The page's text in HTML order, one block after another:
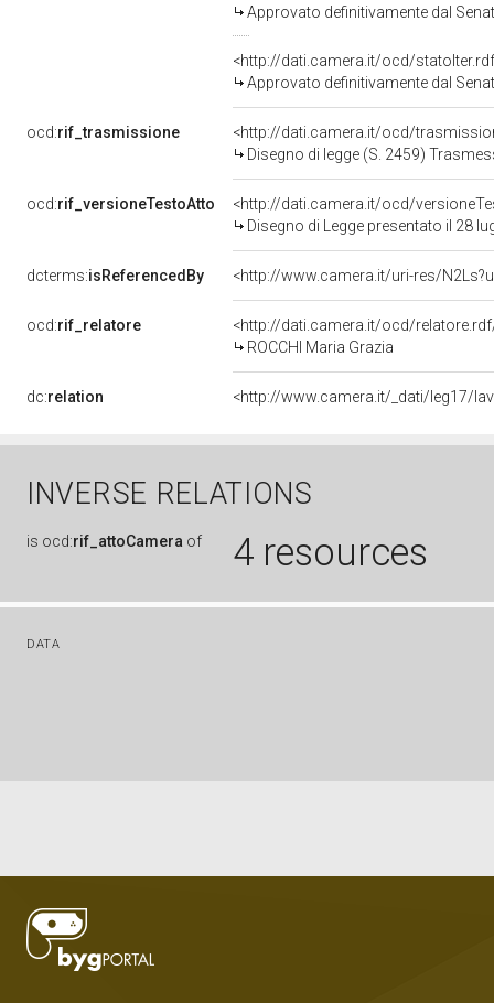
Approvato definitivamente dal
<http://dati.camera.it/ocd/
Approvato definitivamente dal
ocd:rif_trasmissione
<http://dati.camera.it/ocd/
Disegno di legge (S. 2459)
ocd:rif_versioneTestoAtto
<http://dati.camera.it/ocd/
Disegno di Legge presentato il 28
dcterms:isReferencedBy <http://www.camera.it/uri-res/
ocd:rif_relatore
<http://dati.camera.it/ocd/
ROCCHI Maria Grazia
dc:relation <http://www.camera.it/_dati/leg17/
INVERSE RELATIONS
is ocd:rif_attoCamera of 4 resources
DATA